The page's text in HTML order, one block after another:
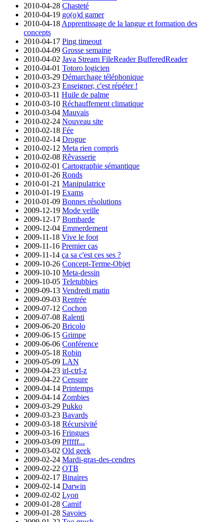
2010-04-28 Chasteté
2010-04-19 go(o)d gamer
2010-04-18 Apprentissage de la langue et formation des
concepts
2010-04-17 Ping timeout
2010-04-09 Grosse semaine
2010-04-02 Java Stream FileReader BufferedReader
2010-04-01 Totoro logicien
2010-03-29 Démarchage téléphonique
2010-03-23 Enseigner, c'est répéter !
2010-03-11 Huile de palme
2010-03-10 Réchauffement climatique
2010-03-04 Mauvais
2010-02-24 Nouveau site
2010-02-18 Fée
2010-02-14 Drogue
2010-02-12 Meta rien compris
2010-02-08 Rêvasserie
2010-02-01 Cartographie sémantique
2010-01-26 Ronds
2010-01-21 Manipulatrice
2010-01-19 Exams
2010-01-09 Bonnes résolutions
2009-12-19 Mode veille
2009-12-17 Bombarde
2009-12-04 Emmerdement
2009-11-18 Vive le foot
2009-11-16 Premier cas
2009-11-14 ça sa c'est ces ses ?
2009-10-26 Concept-Terme-Objet
2009-10-10 Meta-dessin
2009-10-05 Teletubbies
2009-09-13 Vendredi matin
2009-09-03 Rentrée
2009-07-12 Cochon
2009-07-08 Ralenti
2009-06-20 Bricolo
2009-06-15 Grimpe
2009-06-06 Conférence
2009-05-18 Robin
2009-05-09 LAN
2009-04-23 irl-ctrl-z
2009-04-22 Censure
2009-04-14 Printemps
2009-04-14 Zombies
2009-03-29 Pukko
2009-03-23 Bavards
2009-03-18 Récursivité
2009-03-16 Fringues
2009-03-09 Pfffff...
2009-03-02 Old geek
2009-02-24 Mardi-gras-des-cendres
2009-02-22 OTB
2009-02-17 Binaires
2009-02-14 Darwin
2009-02-02 Lyon
2009-01-28 Camif
2009-01-28 Savoies